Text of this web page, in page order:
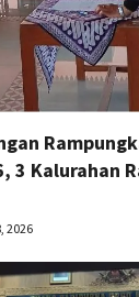
3 Kalurahan
2026